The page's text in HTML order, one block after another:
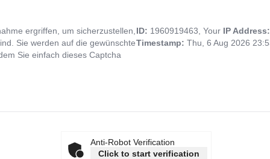
ergriffen, um sicherzustellen,
Sie werden auf die gewünschte
Sie einfach dieses Captcha
ID: 1960919463, Your IP
Timestamp: Thu, 6 Aug 2026
Anti-Robot Verification
Click to start verification